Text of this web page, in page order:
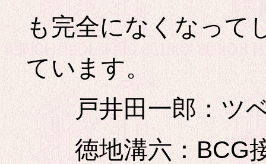
も完全になくなって
ています。
戸井田一郎：ツベ
徳地溝六：BCG接